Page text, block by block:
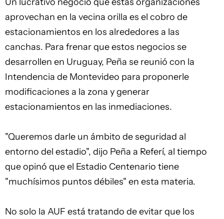
aprovechan en la vecina orilla es el cobro de
estacionamientos en los alrededores a las
canchas. Para frenar que estos negocios se
desarrollen en Uruguay, Peña se reunió con la
Intendencia de Montevideo para proponerle
modificaciones a la zona y generar
estacionamientos en las inmediaciones.
"Queremos darle un ámbito de seguridad al
entorno del estadio", dijo Peña a Referí, al tiempo
que opinó que el Estadio Centenario tiene
"muchísimos puntos débiles" en esta materia.
No solo la AUF está tratando de evitar que los